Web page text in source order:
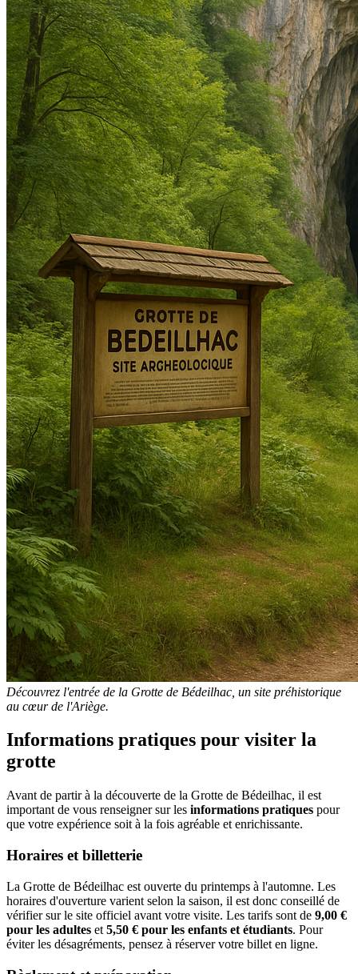
Découvrez l'entrée de la Grotte de Bédeilhac, un site préhistorique
au cœur de l'Ariège.
Informations pratiques pour visiter la
grotte
Avant de partir à la découverte de la Grotte de Bédeilhac, il est
important de vous renseigner sur les informations pratiques pour
que votre expérience soit à la fois agréable et enrichissante.
Horaires et billetterie
La Grotte de Bédeilhac est ouverte du printemps à l'automne. Les
horaires d'ouverture varient selon la saison, il est donc conseillé de
vérifier sur le site officiel avant votre visite. Les tarifs sont de 9,00 €
pour les adultes et 5,50 € pour les enfants et étudiants. Pour
éviter les désagréments, pensez à réserver votre billet en ligne.